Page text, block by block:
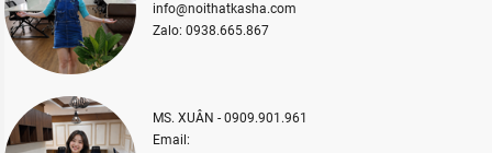
info@noithatkasha.com
Zalo: 0938.665.867
MS. XUÂN - 0909.901.961
Email: